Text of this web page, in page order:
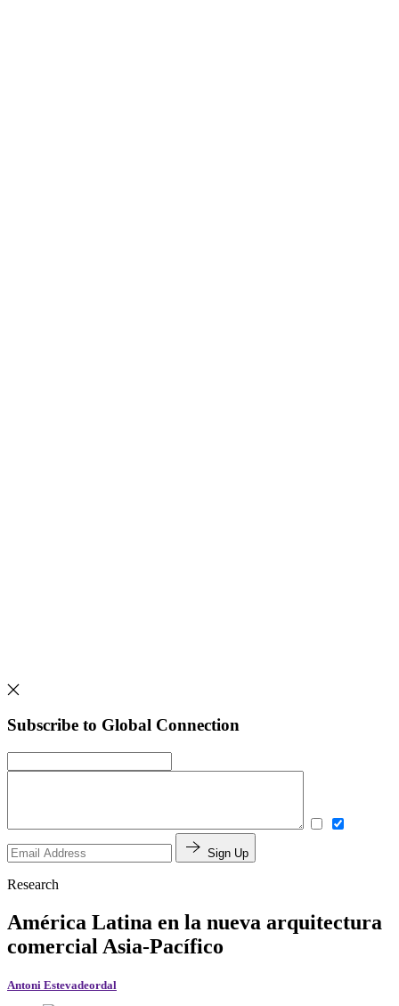
Subscribe to Global Connection
Sign Up
Research
América Latina en la nueva arquitectura
comercial Asia-Pacífico
Antoni Estevadeordal